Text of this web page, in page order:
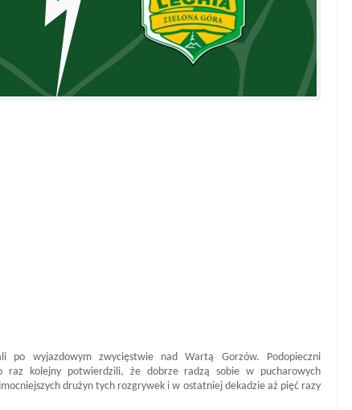
po wyjazdowym zwycięstwie nad Wartą Gorzów. Podopieczni
raz kolejny potwierdzili, że dobrze radzą sobie w pucharowych
drużyn tych rozgrywek i w ostatniej dekadzie aż pięć razy